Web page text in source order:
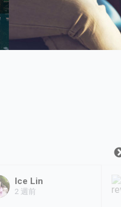
Ice Lin
2 週前